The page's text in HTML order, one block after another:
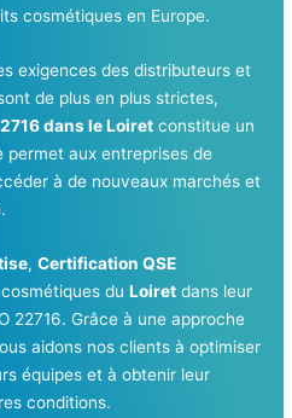
cosmétiques en Europe.
exigences des distributeurs et
de plus en plus strictes,
dans le Loiret constitue un
permet aux entreprises de
à de nouveaux marchés et
,Certification QSE
duLoiret dans leur
22716. Grâce à une approche
aidons nos clients à optimiser
équipes et à obtenir leur
conditions.